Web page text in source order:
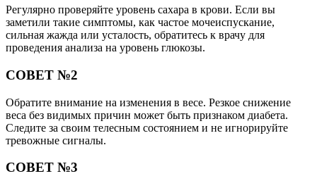
Регулярно проверяйте уровень сахара в крови. Если вы
заметили такие симптомы, как частое мочеиспускание,
сильная жажда или усталость, обратитесь к врачу для
проведения анализа на уровень глюкозы.
СОВЕТ №2
Обратите внимание на изменения в весе. Резкое снижение
веса без видимых причин может быть признаком диабета.
Следите за своим телесным состоянием и не игнорируйте
тревожные сигналы.
СОВЕТ №3